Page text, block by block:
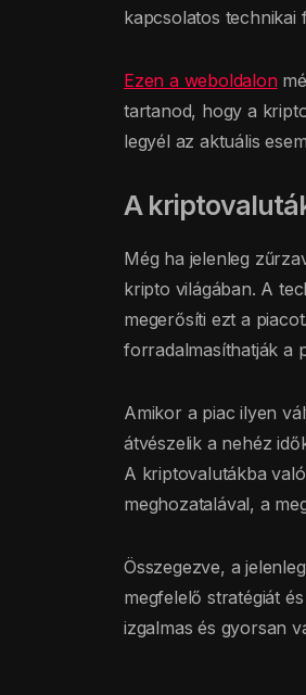
kapcsolatos technikai
Ezen a weboldalon
tartanod, hogy a
legyél az aktuális
A
Még ha jelenleg
kripto világában. A
megerősíti ezt a
forradalmasíthatják a
Amikor a piac ilyen
átvészelik a nehéz
A kriptovalutákba
meghozatalával, a
Összegezve, a
megfelelő stratégiát
izgalmas és gyorsan